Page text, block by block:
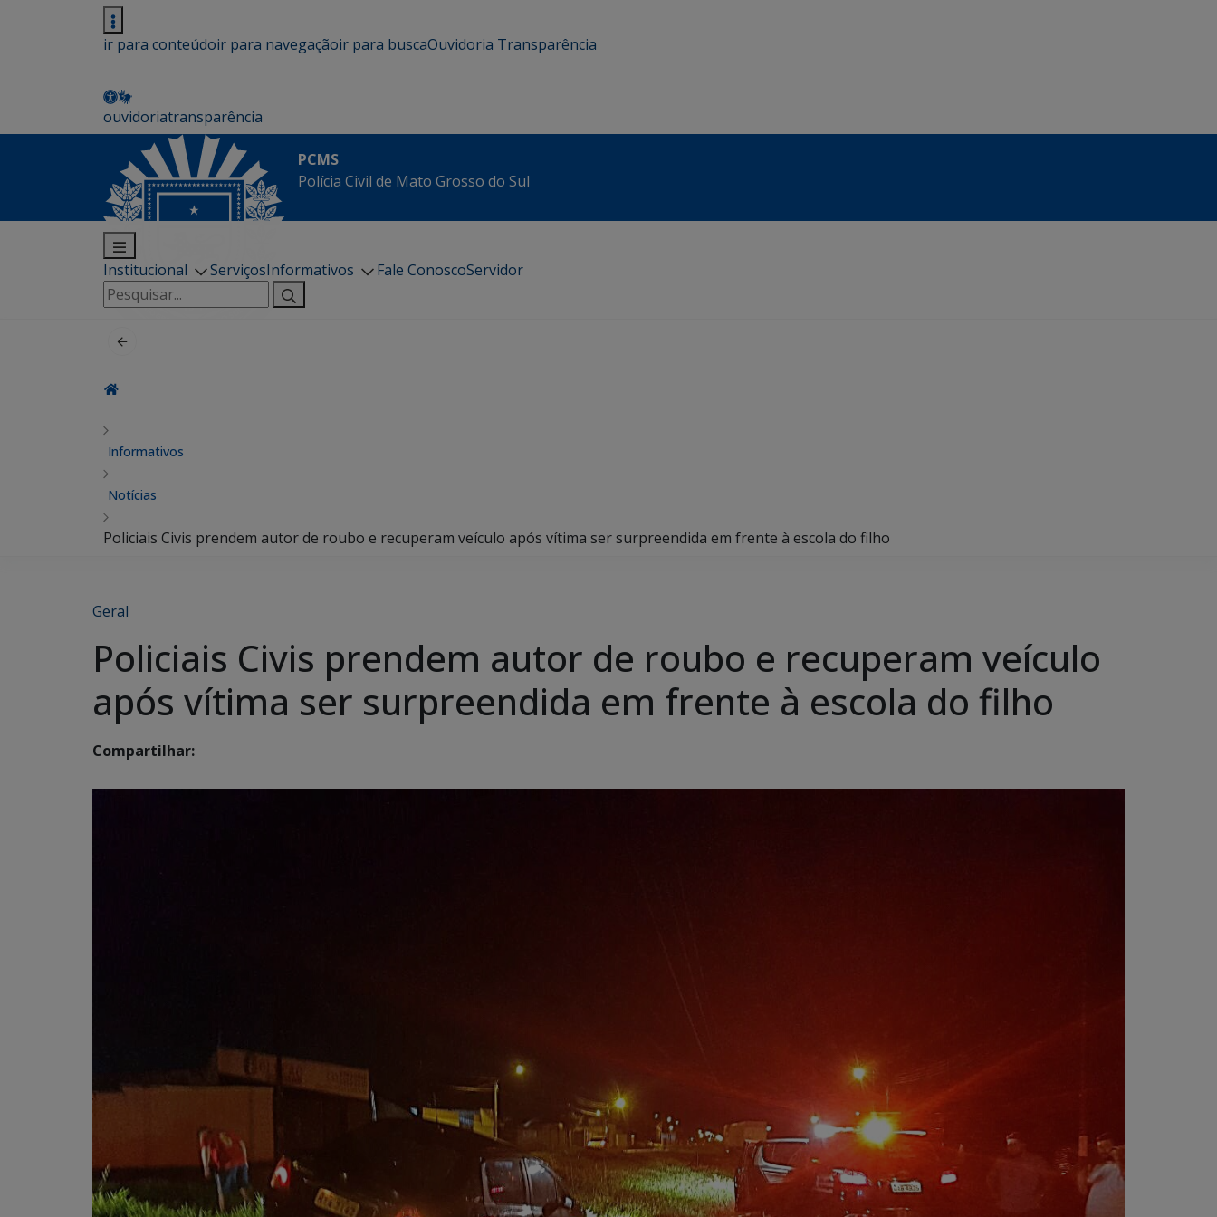
ir para conteúdoir para navegaçãoir para buscaOuvidoria Transparência
ouvidoriatransparência
PCMS
Polícia Civil de Mato Grosso do Sul
Institucional ServiçosInformativos Fale ConoscoServidor
Pesquisar
por:
Informativos
Notícias
Policiais Civis prendem autor de roubo e recuperam veículo após vítima ser surpreendida em frente à escola do filho
Geral
Policiais Civis prendem autor de roubo e recuperam veículo
após vítima ser surpreendida em frente à escola do filho
Compartilhar: